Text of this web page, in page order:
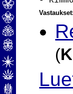
Vastaukset:
(